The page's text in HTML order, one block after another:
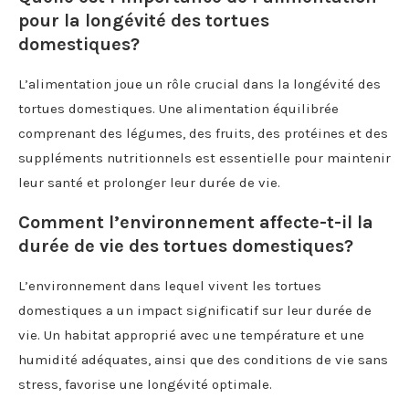
pour la longévité des tortues
domestiques?
L’alimentation joue un rôle crucial dans la longévité des
tortues domestiques. Une alimentation équilibrée
comprenant des légumes, des fruits, des protéines et des
suppléments nutritionnels est essentielle pour maintenir
leur santé et prolonger leur durée de vie.
Comment l’environnement affecte-t-il la
durée de vie des tortues domestiques?
L’environnement dans lequel vivent les tortues
domestiques a un impact significatif sur leur durée de
vie. Un habitat approprié avec une température et une
humidité adéquates, ainsi que des conditions de vie sans
stress, favorise une longévité optimale.